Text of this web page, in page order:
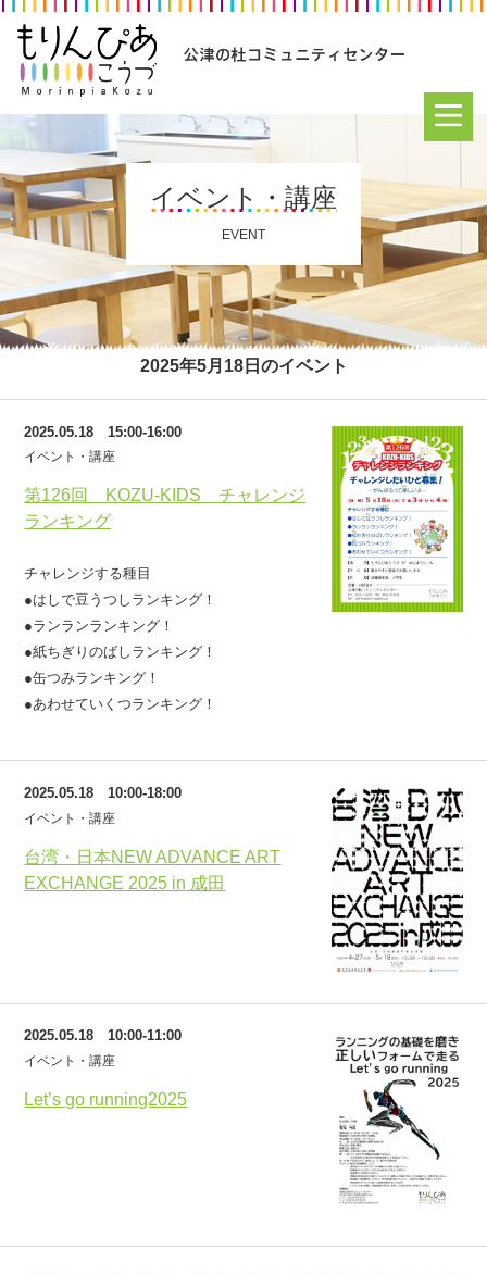
イベント・講座
EVENT
2025年5月18日のイベント
第126回 KOZU-KIDS チャレンジ
ランキング
2025.05.18 15:00-16:00
イベント・講座
チャレンジする種目
●はしで豆うつしランキング！
●ランランランキング！
●紙ちぎりのばしランキング！
●缶つみランキング！
●あわせていくつランキング！
台湾・日本NEW ADVANCE ART
EXCHANGE 2025 in 成田
2025.05.18 10:00-18:00
イベント・講座
Let’s go running2025
2025.05.18 10:00-11:00
イベント・講座